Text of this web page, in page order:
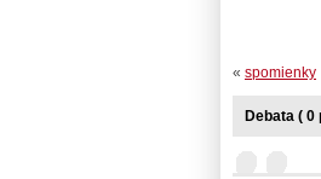
« spomienky
Debata ( 0